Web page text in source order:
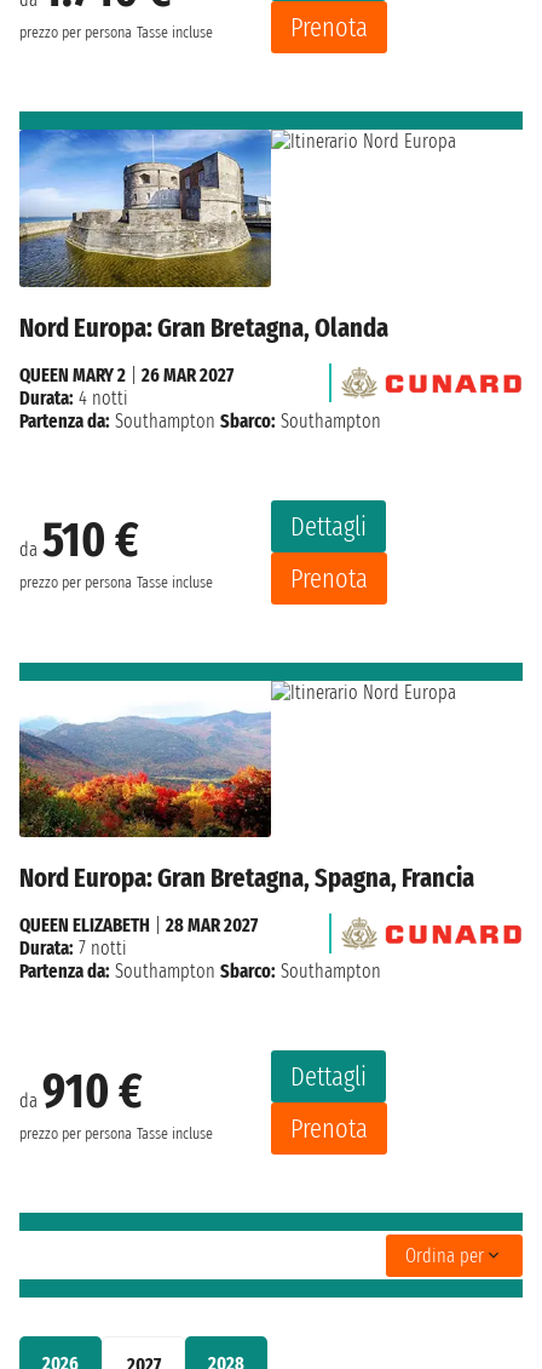
2026 2028
prezzo per persona Tasse incluse
Prenota
Nord Europa: Gran Bretagna, Olanda
da 510 €
prezzo per persona Tasse incluse
Dettagli
Prenota
QUEEN MARY 2
26 MAR 2027
Durata: 4 notti
Partenza da: Southampton Sbarco: Southampton
Nord Europa: Gran Bretagna, Spagna, Francia
da 910 €
prezzo per persona Tasse incluse
Dettagli
Prenota
QUEEN ELIZABETH
28 MAR 2027
Durata: 7 notti
Partenza da: Southampton Sbarco: Southampton
Ordina per